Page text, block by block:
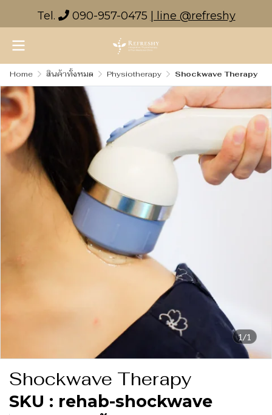
Tel. 090-957-0475 | line @refreshy
Home สินค้าทั้งหมด Physiotherapy Shockwave Therapy
1/1
Shockwave Therapy
SKU : rehab-shockwave